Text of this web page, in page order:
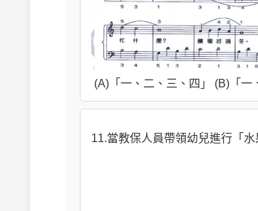
(A)「一、二、三、四」 (B)「一
11.當教保人員帶領幼兒進行「